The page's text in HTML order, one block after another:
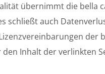
übernimmt die bella
schließt auch
Inhalt der verlinkten